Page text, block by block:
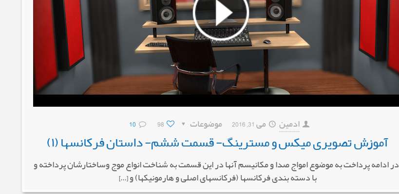
ادمین می 31, 2016 موضوعات 98
10
آموزش تصویری میکس و مسترینگ- قسمت ششم- داستان فرکانسها (۱)
در ادامه پرداخت به موضوع امواج صدا و مکانیسم آنها در این قسمت به شناخت انواع موج وساختارشان پرداخته و
با دسته بندی فرکانسها (فرکانسهای اصلی و هارمونیکها) و […]